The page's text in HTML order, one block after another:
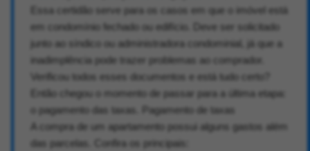
Essa certidão serve para os casos em que o imóvel está
em condomínio fechado ou edifício. Deve ser solicitado
junto ao síndico ou administradora condominial, já que a
inadimplência pode trazer problemas ao comprador.
Verificou todos esses documentos e está tudo certo?
Então chegou o momento de passar para a última etapa:
o pagamento das taxas. Pagamento de taxas
A compra de um apartamento possui alguns gastos além
das parcelas. Confira os principais: